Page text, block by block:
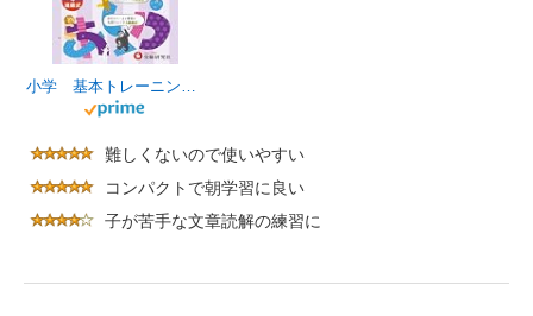
小学 基本トレーニング 読解力【5級】：30日で完成！先取りもできる進級式！
難しくないので使いやすい
コンパクトで朝学習に良い
子が苦手な文章読解の練習に